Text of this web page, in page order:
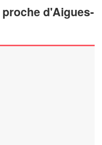
d'Aigues-